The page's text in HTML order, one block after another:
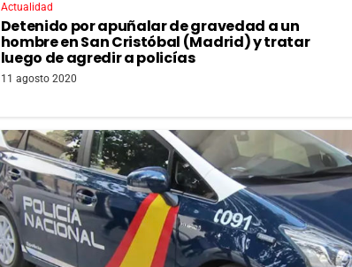
Actualidad
Detenido por apuñalar de gravedad a un
hombre en San Cristóbal (Madrid) y tratar
luego de agredir a policías
11 agosto 2020